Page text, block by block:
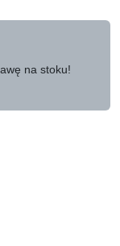
na stoku!